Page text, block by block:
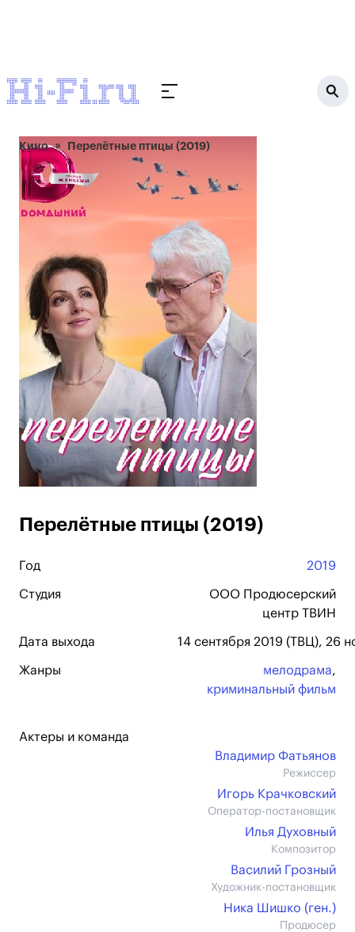
Кино Перелётные птицы (2019)
Перелётные птицы (2019)
Год 2019
Студия
ООО Продюсерский
центр ТВИН
Дата выхода 14 сентября 2019 (ТВЦ), 26
Жанры мелодрама,
криминальный фильм
Актеры и команда
Владимир Фатьянов
Режиссер
Игорь Крачковский
Оператор-постановщик
Илья Духовный
Композитор
Василий Грозный
Художник-постановщик
Ника Шишко (ген.)
Продюсер